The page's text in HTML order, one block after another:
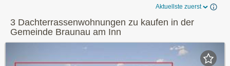
Aktuellste zuerst
3 Dachterrassenwohnungen zu kaufen in der
Gemeinde Braunau am Inn